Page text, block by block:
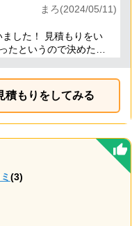
まろ(2024/05/11)
した！ 見積もりをい
たというので決めたの
た！
もりをしてみる
(3)